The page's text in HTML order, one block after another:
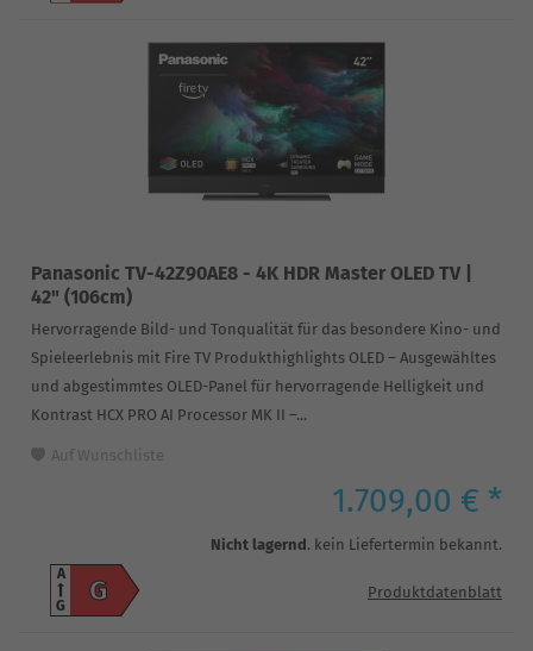
Panasonic TV-42Z90AE8 - 4K HDR Master OLED TV |
42" (106cm)
Hervorragende Bild- und Tonqualität für das besondere Kino- und
Spieleerlebnis mit Fire TV Produkthighlights OLED – Ausgewähltes
und abgestimmtes OLED-Panel für hervorragende Helligkeit und
Kontrast HCX PRO AI Processor MK II –...
Auf Wunschliste
1.709,00 € *
Nicht lagernd. kein Liefertermin bekannt.
G
A
G
Produktdatenblatt